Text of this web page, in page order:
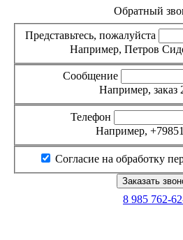
Обратный
Представьтесь, пожалуйста
Например, Петров
Сообщение
Например, заказ
Телефон
Например,
Согласие на обработку
8 985 762-